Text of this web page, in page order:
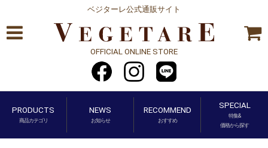
ベジターレ公式通販サイト
OFFICIAL ONLINE STORE
PRODUCTS
商品カテゴリ
NEWS
お知らせ
RECOMMEND
おすすめ
SPECIAL
特集&
価格から探す